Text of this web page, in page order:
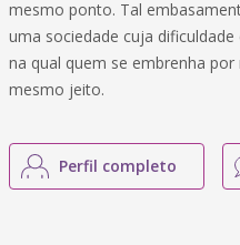
mesmo ponto. Tal
uma sociedade cuja
na qual quem se embrenha
mesmo jeito.
Perfil completo